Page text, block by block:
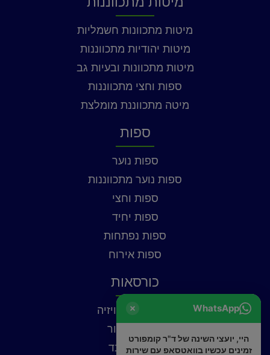
מיטות מתכוונות חשמליות
מיטות יהודיות מתכווננות
מיטות מתכוונות ובעיות גב
ספות וחצי מתכווננות
מיטה מתכווננת מומלצת
ספות
ספות נוער
ספות נוער מתכווננות
ספות וחצי
ספות יחיד
ספות נפתחות
ספות אירוח
כורסאות
כורסאות טלוויזיה
כורסאות עור
כורסאות בד
WhatsApp
היי, יועצי השינה של ד"ר קומפורט
זמינים עכשיו בוואטסאפ עם שירות